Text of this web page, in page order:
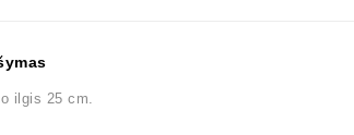
ilgis 25 cm.